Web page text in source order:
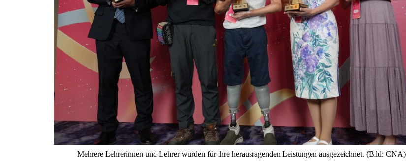
Mehrere Lehrerinnen und Lehrer wurden für ihre herausragenden Leistungen ausgezeichnet. (Bild: CNA)